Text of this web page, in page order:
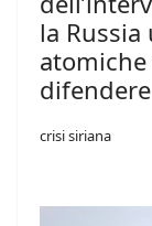
la
crisi siriana